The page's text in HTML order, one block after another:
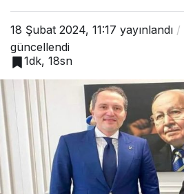
18 Şubat 2024, 11:17 yayınlandı
güncellendi
1dk, 18sn